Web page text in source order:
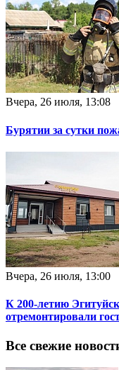
Вчера, 26 июля, 13:08
Бурятии за сутки
Вчера, 26 июля, 13:00
К 200-летию
отремонтировали
Все свежие